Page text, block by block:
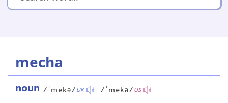
mecha
noun /ˈmekə/UK /ˈmekə/US